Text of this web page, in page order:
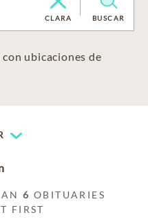
CLARA BUSCAR
ubicaciones de
6 OBITUARIES
FIRST